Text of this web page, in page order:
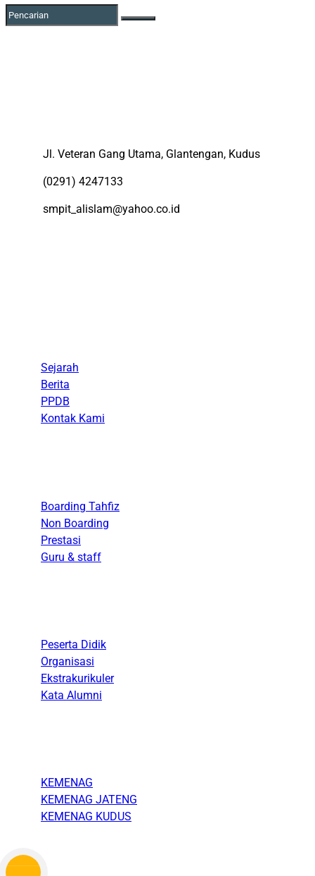
Jl. Veteran Gang Utama, Glantengan, Kudus
(0291) 4247133
smpit_alislam@yahoo.co.id
Sejarah
Berita
PPDB
Kontak Kami
Boarding Tahfiz
Non Boarding
Prestasi
Guru & staff
Peserta Didik
Organisasi
Ekstrakurikuler
Kata Alumni
KEMENAG
KEMENAG JATENG
KEMENAG KUDUS